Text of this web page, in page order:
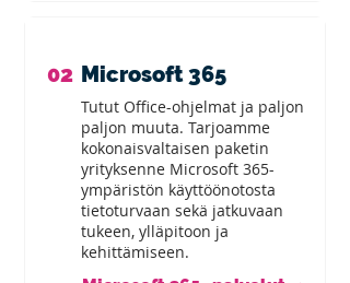
02 Microsoft 365
Tutut Office-ohjelmat ja paljon
paljon muuta. Tarjoamme
kokonaisvaltaisen paketin
yrityksenne Microsoft 365-
ympäristön käyttöönotosta
tietoturvaan sekä jatkuvaan
tukeen, ylläpitoon ja
kehittämiseen.